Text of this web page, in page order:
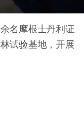
名摩根士丹利证
试验基地，开展